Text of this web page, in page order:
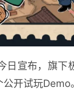
宣布，旗下
开试玩